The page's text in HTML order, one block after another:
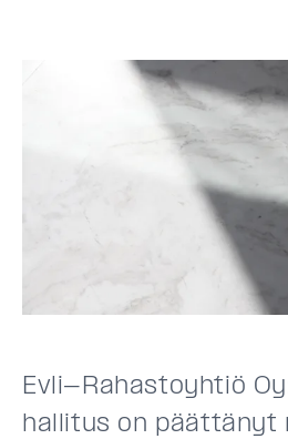
Evli-Rahastoyhtiö
hallitus on päättänyt